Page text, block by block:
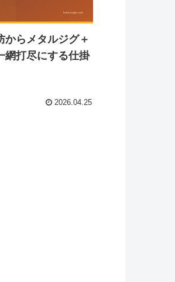
からメタルジグ＋
網打尽にする仕掛
2026.04.25